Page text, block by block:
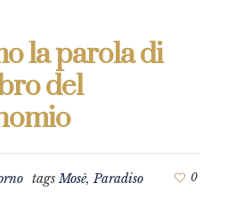
la parola di
del
tagsMosè,Paradiso 0